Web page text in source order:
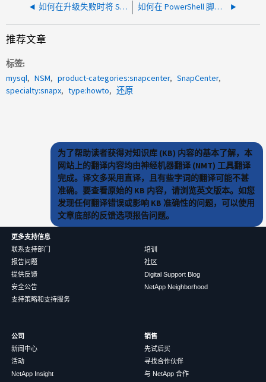
如何在升级失败时将 SCV 恢复到以前的版本 如何在 PowerShell 脚本中运行 Open-SmConnection
推荐文章
标签
mysql
NSM product-categories:snapcenter
SnapCenter
specialty:snapx
type:howto 还原
为了帮助读者获得对知识库 (KB) 内容的基本了解，本
网站上的翻译内容均由神经机器翻译 (NMT) 工具翻译
完成。译文多采用直译，且有些字词的翻译可能不甚
准确。要查看原始的 KB 内容，请浏览英文版本。如您
发现任何翻译错误或影响 KB 准确性的问题，可以使用
文章底部的反馈选项报告问题。
更多支持信息
联系支持部门
报告问题
提供反馈
安全公告
支持策略和支持服务
培训
社区
Digital Support Blog
NetApp Neighborhood
公司
新闻中心
活动
NetApp Insight
销售
先试后买
寻找合作伙伴
与 NetApp 合作